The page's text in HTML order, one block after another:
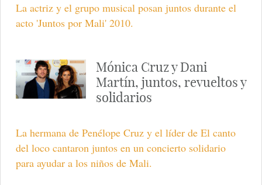
La actriz y el grupo musical posan juntos durante el
acto 'Juntos por Mali' 2010.
Mónica Cruz y Dani
Martín, juntos, revueltos y
solidarios
La hermana de Penélope Cruz y el líder de El canto
del loco cantaron juntos en un concierto solidario
para ayudar a los niños de Mali.